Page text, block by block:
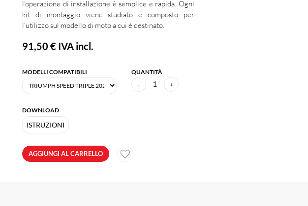
l'operazione di installazione è semplice e rapida. Ogni
kit di montaggio viene studiato e composto per
l'utilizzo sul modello di moto a cui è destinato.
91,50 €IVA incl.
MODELLI COMPATIBILI QUANTITÀ
- 1 +
DOWNLOAD
ISTRUZIONI
AGGIUNGI AL CARRELLO